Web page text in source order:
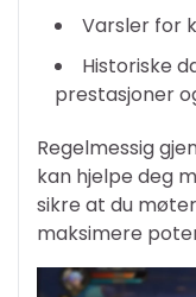
Varsler for
Historiske
prestasjoner
Regelmessig
kan hjelpe deg
sikre at du
maksimere